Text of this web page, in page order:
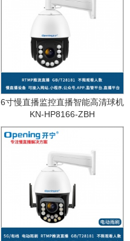
6寸慢直播监控直播智能高清球机
KN-HP8166-ZBH